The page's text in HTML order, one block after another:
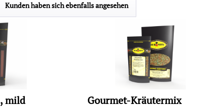
Kunden haben sich ebenfalls angesehen
mild Gourmet-Kräutermix